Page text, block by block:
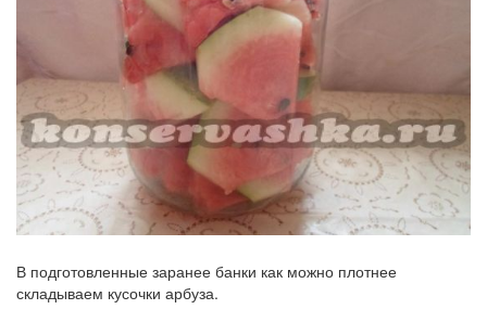
В подготовленные заранее банки как можно плотнее
складываем кусочки арбуза.